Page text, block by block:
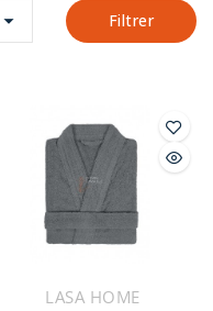
 Filtrer
LASA HOME